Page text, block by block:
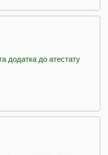
додатка до атестату